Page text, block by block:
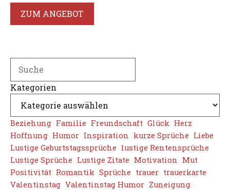
war:
6,00 €
ist:
4,50 €.
ZUM ANGEBOT
Kategorien
Beziehung Familie Freundschaft Glück Herz
Hoffnung Humor Inspiration kurze Sprüche Liebe
Lustige Geburtstagssprüche lustige Rentensprüche
Lustige Sprüche Lustige Zitate Motivation
Mut
Positivität Romantik Sprüche trauer trauerkarte
Valentinstag Valentinstag Humor Zuneigung